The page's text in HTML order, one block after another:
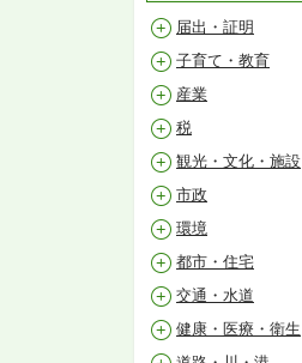
届出・証明
子育て・教育
産業
税
観光・文化・施設
市政
環境
都市・住宅
交通・水道
健康・医療・衛生